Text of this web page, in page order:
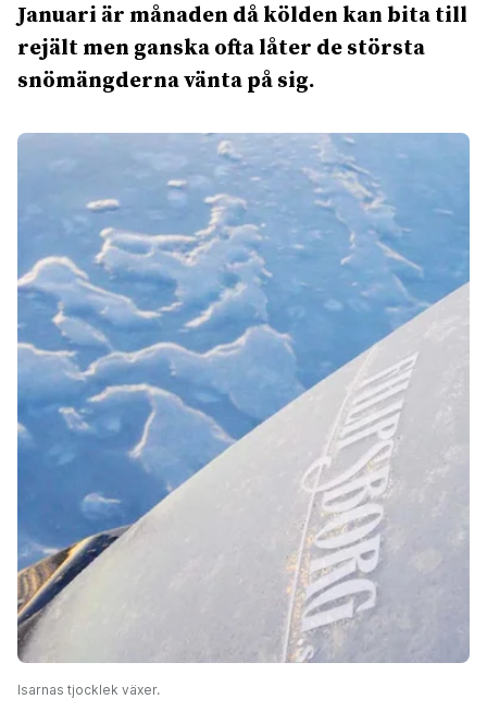
Januari är månaden då kölden kan bita till
rejält men ganska ofta låter de största
snömängderna vänta på sig.
Isarnas tjocklek växer.